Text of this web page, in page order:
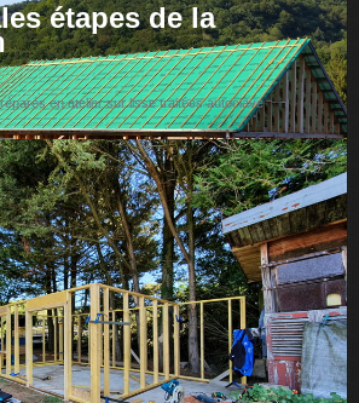
étapes de la
en atelier sur lisse traitées autoclave